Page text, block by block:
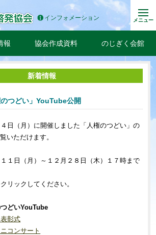
インフォメーション メニュー
報 協会作成資料 のじぎく会館
新着情報
つどい」YouTube公開
日（月）に開催しました「人権のつどい」の
いただけます。
１日（月）～１２月２８日（木）１７時まで
リックしてください。
どいYouTube
彰式
コンサート